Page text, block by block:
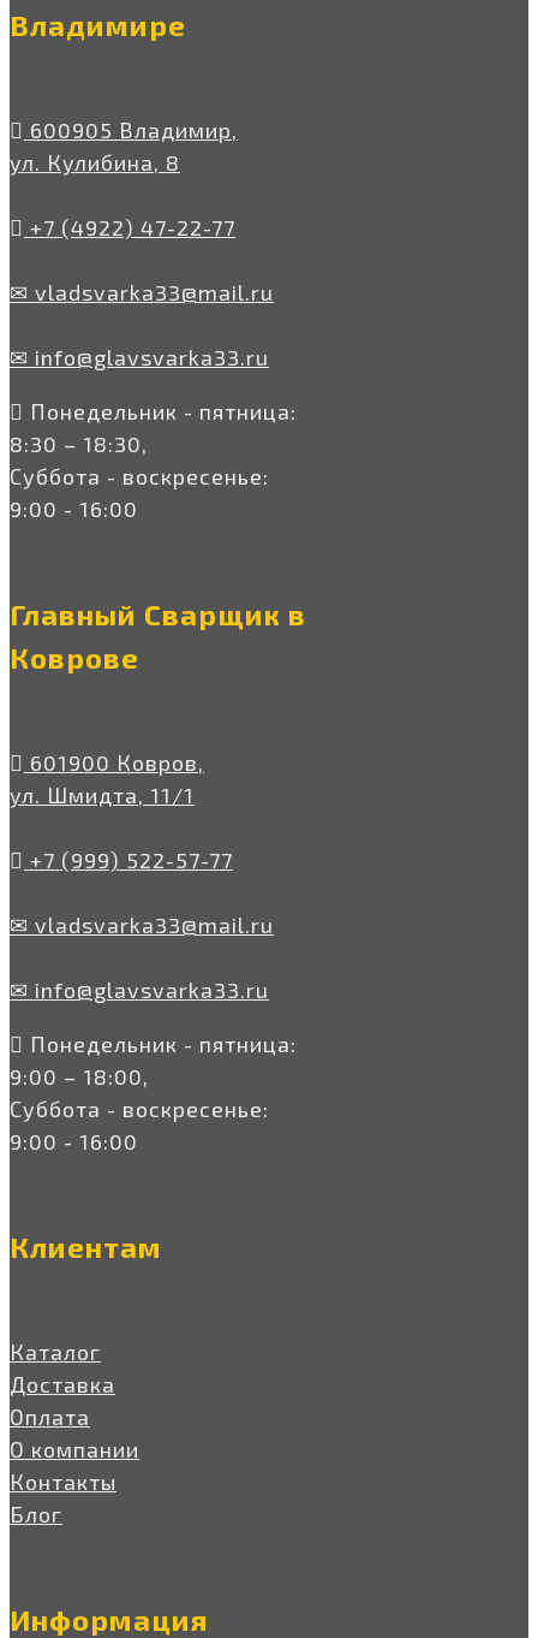
Владимире
600905 Владимир,
ул. Кулибина, 8
+7 (4922) 47-22-77
✉ vladsvarka33@mail.ru
✉ info@glavsvarka33.ru
Понедельник - пятница:
8:30 – 18:30,
Суббота - воскресенье:
9:00 - 16:00
Главный Сварщик в
Коврове
601900 Ковров,
ул. Шмидта, 11/1
+7 (999) 522-57-77
✉ vladsvarka33@mail.ru
✉ info@glavsvarka33.ru
Понедельник - пятница:
9:00 – 18:00,
Суббота - воскресенье:
9:00 - 16:00
Клиентам
Каталог
Доставка
Оплата
О компании
Контакты
Блог
Информация